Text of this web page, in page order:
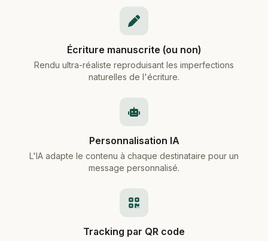
Écriture manuscrite (ou non)
Rendu ultra-réaliste reproduisant les imperfections
naturelles de l'écriture.
Personnalisation IA
L'IA adapte le contenu à chaque destinataire pour un
message personnalisé.
Tracking par QR code